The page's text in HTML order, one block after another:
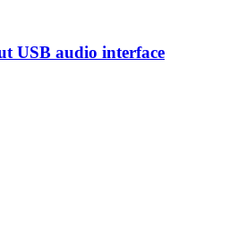
USB audio interface